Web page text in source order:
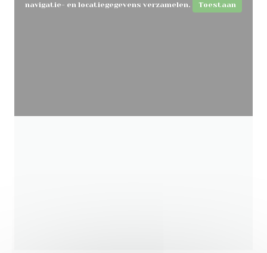
navigatie- en locatiegegevens verzamelen.
Toestaan